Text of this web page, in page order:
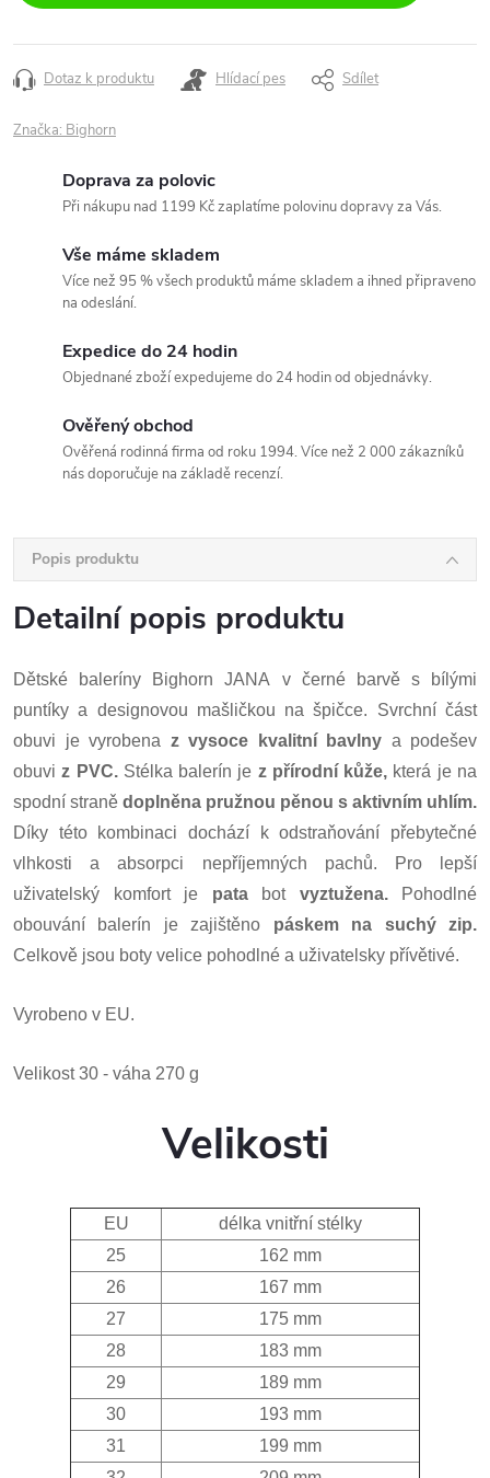
Dotaz k produktu Hlídací pes Sdílet
Značka: Bighorn
Doprava za polovic
Při nákupu nad 1199 Kč zaplatíme polovinu dopravy za Vás.
Vše máme skladem
Více než 95 % všech produktů máme skladem a ihned připraveno
na odeslání.
Expedice do 24 hodin
Objednané zboží expedujeme do 24 hodin od objednávky.
Ověřený obchod
Ověřená rodinná firma od roku 1994. Více než 2 000 zákazníků
nás doporučuje na základě recenzí.
Popis produktu
Detailní popis produktu
Dětské baleríny Bighorn JANA v černé barvě s bílými
puntíky a designovou mašličkou na špičce. Svrchní část
obuvi je vyrobena z vysoce kvalitní bavlny a podešev
obuviz PVC.Stélka balerín je z přírodní kůže, která je na
spodní straně doplněna pružnou pěnou s aktivním uhlím.
Díky této kombinaci dochází k odstraňování přebytečné
vlhkosti a absorpci nepříjemných pachů. Pro lepší
uživatelský komfort je patabot vyztužena.Pohodlné
obouvání balerín je zajištěno páskem na suchý zip.
Celkově jsou boty velice pohodlné a uživatelsky přívětivé.
Vyrobeno v EU.
Velikost 30 - váha 270 g
Velikosti
EU
délka vnitřní stélky
25
162 mm
26
167 mm
27
175 mm
28
183 mm
29
189 mm
30
193 mm
31
199 mm